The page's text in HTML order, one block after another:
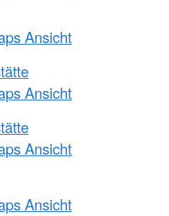
Ansicht
Ansicht
Ansicht
Ansicht